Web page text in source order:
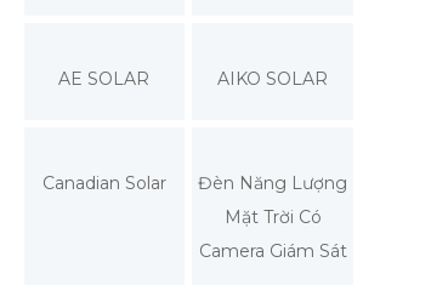
AE SOLAR AIKO SOLAR
Canadian Solar
Đèn Năng Lượng
Mặt Trời Có
Camera Giám Sát